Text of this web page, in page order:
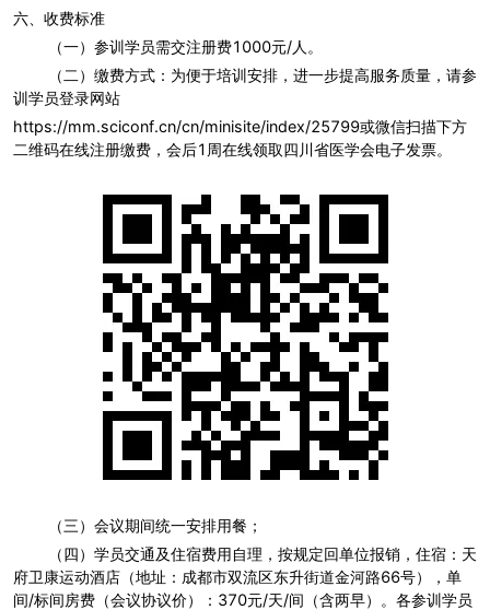
六、收费标准
（一）参训学员需交注册费1000元/人。
（二）缴费方式：为便于培训安排，进一步提高服务质量，请参
训学员登录网站
https://mm.sciconf.cn/cn/minisite/index/25799或微信扫描下方
二维码在线注册缴费，会后1周在线领取四川省医学会电子发票。
（三）会议期间统一安排用餐；
（四）学员交通及住宿费用自理，按规定回单位报销，住宿：天
府卫康运动酒店（地址：成都市双流区东升街道金河路66号），单
间/标间房费（会议协议价）：370元/天/间（含两早）。各参训学员